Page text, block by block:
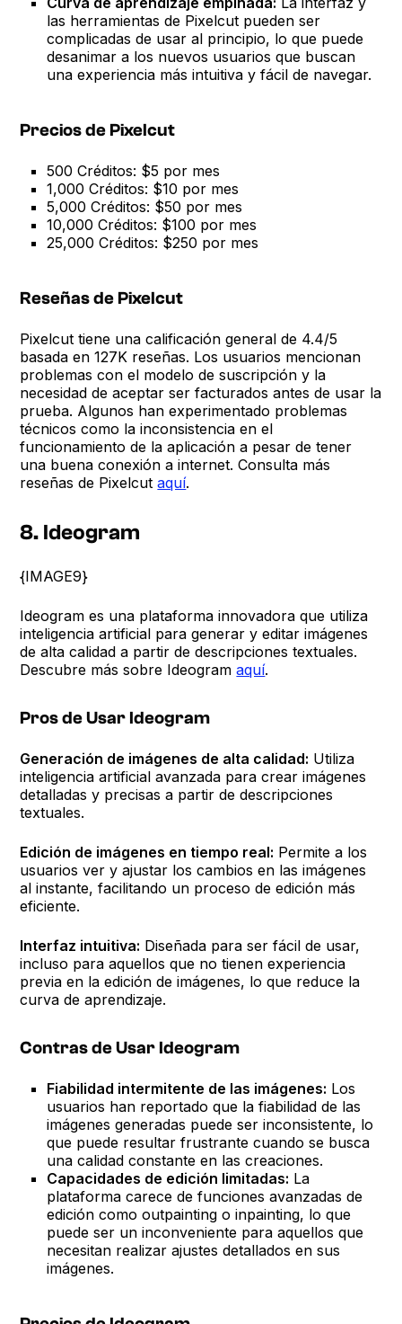
las herramientas de Pixelcut pueden ser
complicadas de usar al principio, lo que puede
desanimar a los nuevos usuarios que buscan
una experiencia más intuitiva y fácil de navegar.
Precios de Pixelcut
500 Créditos: $5 por mes
1,000 Créditos: $10 por mes
5,000 Créditos: $50 por mes
10,000 Créditos: $100 por mes
25,000 Créditos: $250 por mes
Reseñas de Pixelcut
Pixelcut tiene una calificación general de 4.4/5
basada en 127K reseñas. Los usuarios mencionan
problemas con el modelo de suscripción y la
necesidad de aceptar ser facturados antes de usar la
prueba. Algunos han experimentado problemas
técnicos como la inconsistencia en el
funcionamiento de la aplicación a pesar de tener
una buena conexión a internet. Consulta más
reseñas de Pixelcutaquí.
8. Ideogram
{IMAGE9}
Ideogram es una plataforma innovadora que utiliza
inteligencia artificial para generar y editar imágenes
de alta calidad a partir de descripciones textuales.
Descubre más sobre Ideogramaquí.
Pros de Usar Ideogram
Generación de imágenes de alta calidad: Utiliza
inteligencia artificial avanzada para crear imágenes
detalladas y precisas a partir de descripciones
textuales.
Edición de imágenes en tiempo real: Permite a los
usuarios ver y ajustar los cambios en las imágenes
al instante, facilitando un proceso de edición más
eficiente.
Interfaz intuitiva: Diseñada para ser fácil de usar,
incluso para aquellos que no tienen experiencia
previa en la edición de imágenes, lo que reduce la
curva de aprendizaje.
Contras de Usar Ideogram
Fiabilidad intermitente de las imágenes: Los
usuarios han reportado que la fiabilidad de las
imágenes generadas puede ser inconsistente, lo
que puede resultar frustrante cuando se busca
una calidad constante en las creaciones.
Capacidades de edición limitadas: La
plataforma carece de funciones avanzadas de
edición como outpainting o inpainting, lo que
puede ser un inconveniente para aquellos que
necesitan realizar ajustes detallados en sus
imágenes.